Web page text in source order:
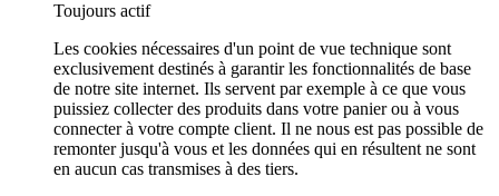
Toujours actif
Les cookies nécessaires d'un point de vue technique sont
exclusivement destinés à garantir les fonctionnalités de base
de notre site internet. Ils servent par exemple à ce que vous
puissiez collecter des produits dans votre panier ou à vous
connecter à votre compte client. Il ne nous est pas possible de
remonter jusqu'à vous et les données qui en résultent ne sont
en aucun cas transmises à des tiers.